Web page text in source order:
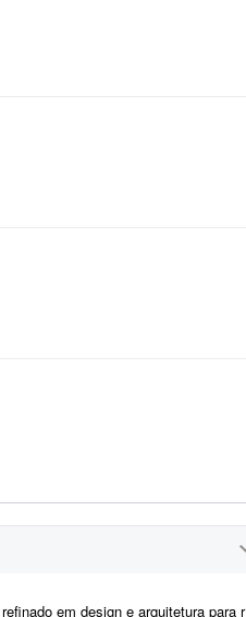
a estratégia do Pinterest da minha marca de móveis. O proje...